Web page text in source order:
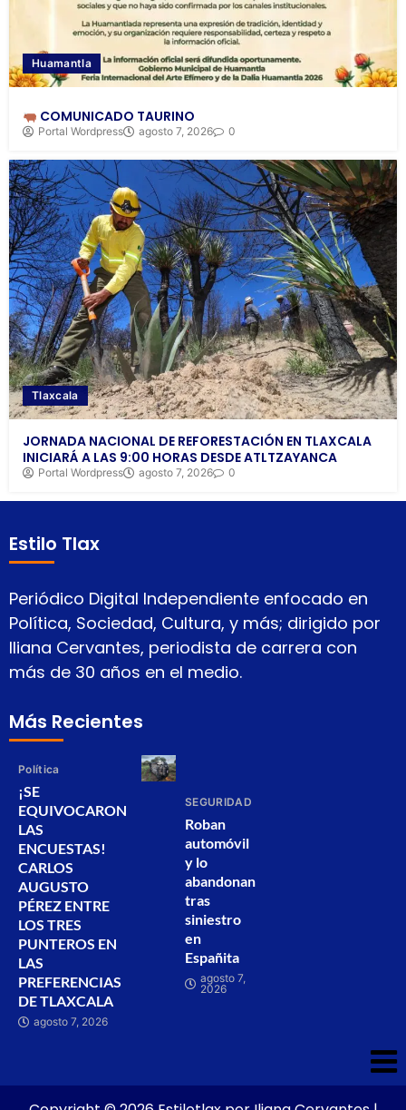
Huamantla
COMUNICADO TAURINO
Portal Wordpress agosto 7, 2026 0
Tlaxcala
JORNADA NACIONAL DE REFORESTACIÓN EN TLAXCALA
INICIARÁ A LAS 9:00 HORAS DESDE ATLTZAYANCA
Portal Wordpress agosto 7, 2026 0
Estilo Tlax
Periódico Digital Independiente enfocado en
Política, Sociedad, Cultura, y más; dirigido por
Iliana Cervantes, periodista de carrera con
más de 30 años en el medio.
Más Recientes
Política
¡SE
EQUIVOCARON
LAS
ENCUESTAS!
CARLOS
AUGUSTO
PÉREZ ENTRE
LOS TRES
PUNTEROS EN
LAS
PREFERENCIAS
DE TLAXCALA
agosto 7, 2026
SEGURIDAD
Roban
automóvil
y lo
abandonan
tras
siniestro
en
Españita
agosto 7,
2026